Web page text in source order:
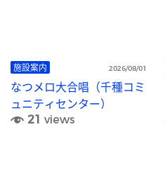
施設案内 2026/08/01
なつメロ大合唱（千種コミ
ュニティセンター）
21 views